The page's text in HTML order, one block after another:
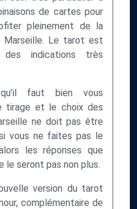
de cartes pour
pleinement de la
Marseille. Le tarot est
indications très
qu’il faut bien vous
tirage et le choix des
ne doit pas être
vous ne faites pas le
les réponses que
le seront pas non plus.
version du tarot
complémentaire de